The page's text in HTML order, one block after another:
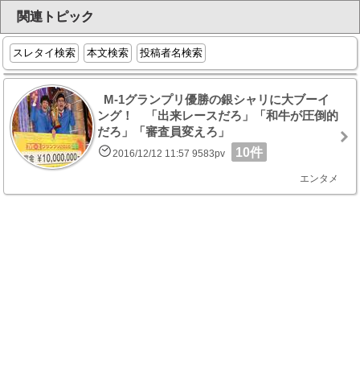
関連トピック
スレタイ検索 本文検索 投稿者名検索
M-1グランプリ優勝の銀シャリに大ブーイ
ング！ 「出来レースだろ」「和牛が圧倒的
だろ」「審査員変えろ」
2016/12/12 11:57 9583pv 10件
エンタメ